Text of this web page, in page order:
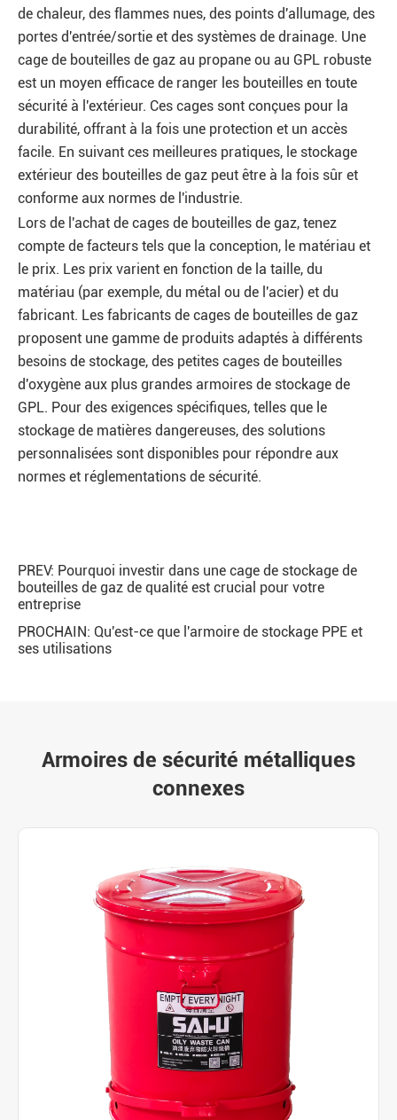
de chaleur, des flammes nues, des points d'allumage, des
portes d'entrée/sortie et des systèmes de drainage. Une
cage de bouteilles de gaz au propane ou au GPL robuste
est un moyen efficace de ranger les bouteilles en toute
sécurité à l'extérieur. Ces cages sont conçues pour la
durabilité, offrant à la fois une protection et un accès
facile. En suivant ces meilleures pratiques, le stockage
extérieur des bouteilles de gaz peut être à la fois sûr et
conforme aux normes de l'industrie.
Lors de l'achat de cages de bouteilles de gaz, tenez
compte de facteurs tels que la conception, le matériau et
le prix. Les prix varient en fonction de la taille, du
matériau (par exemple, du métal ou de l'acier) et du
fabricant. Les fabricants de cages de bouteilles de gaz
proposent une gamme de produits adaptés à différents
besoins de stockage, des petites cages de bouteilles
d'oxygène aux plus grandes armoires de stockage de
GPL. Pour des exigences spécifiques, telles que le
stockage de matières dangereuses, des solutions
personnalisées sont disponibles pour répondre aux
normes et réglementations de sécurité.
PREV: Pourquoi investir dans une cage de stockage de
bouteilles de gaz de qualité est crucial pour votre
entreprise
PROCHAIN: Qu'est-ce que l'armoire de stockage PPE et
ses utilisations
Armoires de sécurité métalliques
connexes